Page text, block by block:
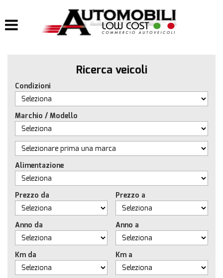
IMPIANTI GPL
IMPIANTI METANO
ACQUISTIAMO USATO
ASSISTENZA
CONTATTI
Ricerca veicoli
Condizioni
Marchio / Modello
Alimentazione
Prezzo da Prezzo a
Anno da Anno a
Km da Km a